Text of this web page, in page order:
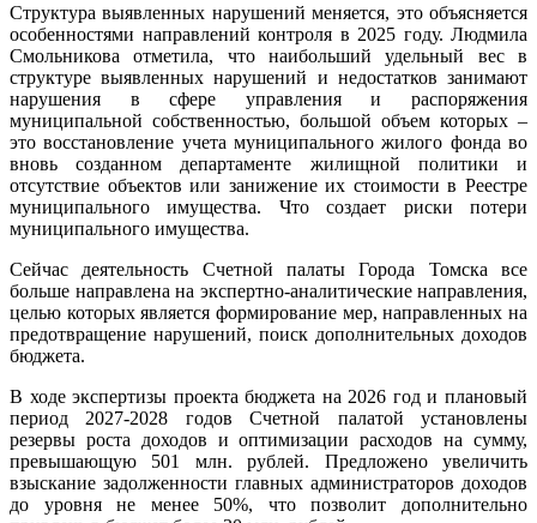
Структура выявленных нарушений меняется, это объясняется
особенностями направлений контроля в 2025 году. Людмила
Смольникова отметила, что наибольший удельный вес в
структуре выявленных нарушений и недостатков занимают
нарушения в сфере управления и распоряжения
муниципальной собственностью, большой объем которых –
это восстановление учета муниципального жилого фонда во
вновь созданном департаменте жилищной политики и
отсутствие объектов или занижение их стоимости в Реестре
муниципального имущества. Что создает риски потери
муниципального имущества.
Сейчас деятельность Счетной палаты Города Томска все
больше направлена на экспертно-аналитические направления,
целью которых является формирование мер, направленных на
предотвращение нарушений, поиск дополнительных доходов
бюджета.
В ходе экспертизы проекта бюджета на 2026 год и плановый
период 2027-2028 годов Счетной палатой установлены
резервы роста доходов и оптимизации расходов на сумму,
превышающую 501 млн. рублей. Предложено увеличить
взыскание задолженности главных администраторов доходов
до уровня не менее 50%, что позволит дополнительно